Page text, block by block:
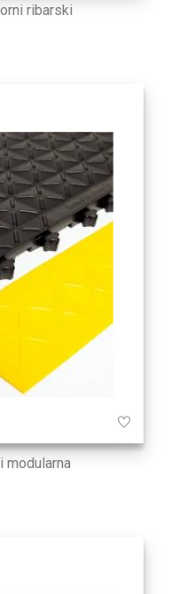
ribarski
modularna